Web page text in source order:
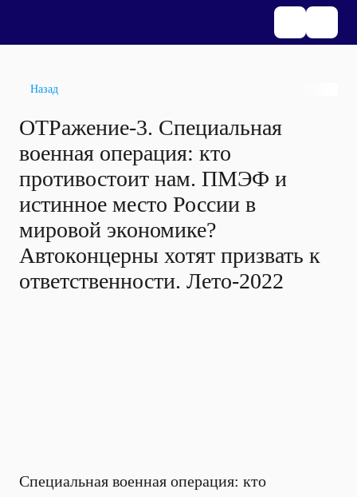
Назад
ОТРажение-3. Специальная
военная операция: кто
противостоит нам. ПМЭФ и
истинное место России в
мировой экономике?
Автоконцерны хотят призвать к
ответственности. Лето-2022
Специальная военная операция: кто